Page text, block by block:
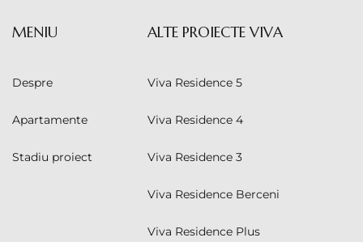
MENIU
Despre
Apartamente
Stadiu proiect
ALTE PROIECTE VIVA
Viva Residence 5
Viva Residence 4
Viva Residence 3
Viva Residence Berceni
Viva Residence Plus